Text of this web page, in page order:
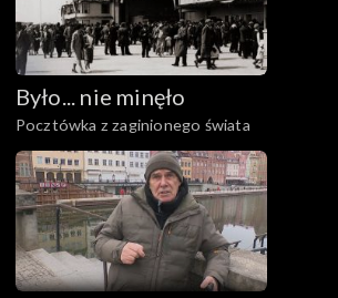
Było... nie minęło
Pocztówka z zaginionego świata